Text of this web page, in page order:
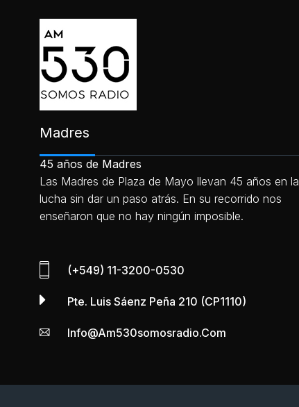
Madres
45 años de Madres
Las Madres de Plaza de Mayo llevan 45 años en la
lucha sin dar un paso atrás. En su recorrido nos
enseñaron que no hay ningún imposible.
(+549) 11-3200-0530
Pte. Luis Sáenz Peña 210 (CP1110)
Info@am530somosradio.com